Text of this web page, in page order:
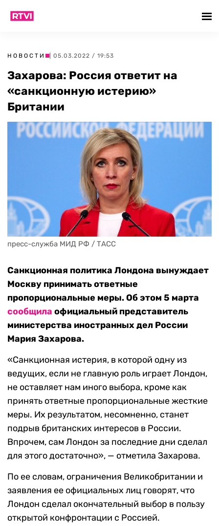
НОВОСТИ | 05.03.2022 / 19:53
Захарова: Россия ответит на
«санкционную истерию»
Британии
пресс-служба МИД РФ / ТАСС
Санкционная политика Лондона вынуждает
Москву принимать ответные
пропорциональные меры. Об этом 5 марта
сообщила официальный представитель
министерства иностранных дел России
Мария Захарова.
«Санкционная истерия, в которой одну из
ведущих, если не главную роль играет Лондон,
не оставляет нам иного выбора, кроме как
принять ответные пропорциональные жесткие
меры. Их результатом, несомненно, станет
подрыв британских интересов в России.
Впрочем, сам Лондон за последние дни сделал
для этого достаточно», — отметила Захарова.
По ее словам, ограничения Великобритании и
заявления ее официальных лиц говорят, что
Лондон сделал окончательный выбор в пользу
открытой конфронтации с Россией.